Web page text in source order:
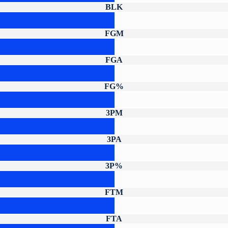
BLK
FGM
FGA
FG%
3PM
3PA
3P%
FTM
FTA